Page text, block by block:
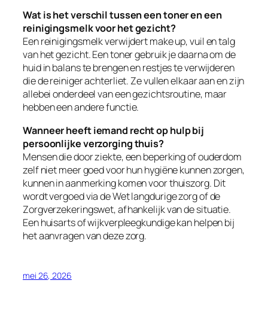
Wat is het verschil tussen een toner en een
reinigingsmelk voor het gezicht?
Een reinigingsmelk verwijdert make up, vuil en talg
van het gezicht. Een toner gebruik je daarna om de
huid in balans te brengen en restjes te verwijderen
die de reiniger achterliet. Ze vullen elkaar aan en zijn
allebei onderdeel van een gezichtsroutine, maar
hebben een andere functie.
Wanneer heeft iemand recht op hulp bij
persoonlijke verzorging thuis?
Mensen die door ziekte, een beperking of ouderdom
zelf niet meer goed voor hun hygiëne kunnen zorgen,
kunnen in aanmerking komen voor thuiszorg. Dit
wordt vergoed via de Wet langdurige zorg of de
Zorgverzekeringswet, afhankelijk van de situatie.
Een huisarts of wijkverpleegkundige kan helpen bij
het aanvragen van deze zorg.
mei 26, 2026